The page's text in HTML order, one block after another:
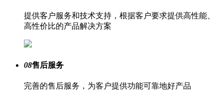
提供客户服务和技术支持，根据客户要求提供高性能、
高性价比的产品解决方案
08售后服务
完善的售后服务，为客户提供功能可靠地好产品